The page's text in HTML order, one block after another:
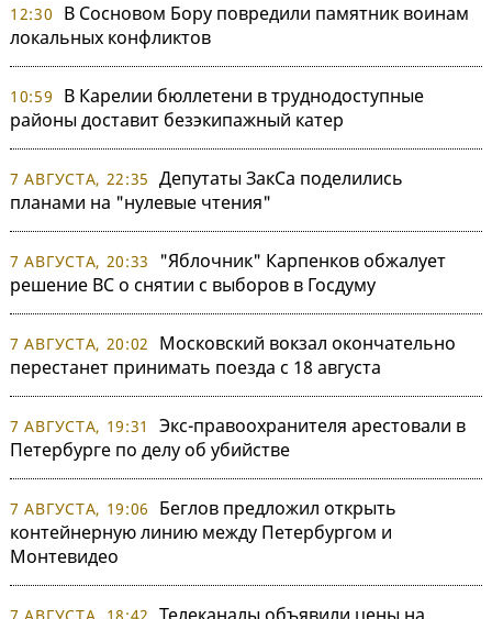
12:30
В Сосновом Бору повредили памятник воинам
локальных конфликтов
10:59
В Карелии бюллетени в труднодоступные
районы доставит безэкипажный катер
7 АВГУСТА, 22:35 Депутаты ЗакСа поделились
планами на "нулевые чтения"
7 АВГУСТА, 20:33
"Яблочник" Карпенков обжалует
решение ВС о снятии с выборов в Госдуму
7 АВГУСТА, 20:02
Московский вокзал окончательно
перестанет принимать поезда с 18 августа
7 АВГУСТА, 19:31
Экс-правоохранителя арестовали в
Петербурге по делу об убийстве
7 АВГУСТА, 19:06
Беглов предложил открыть
контейнерную линию между Петербургом и
Монтевидео